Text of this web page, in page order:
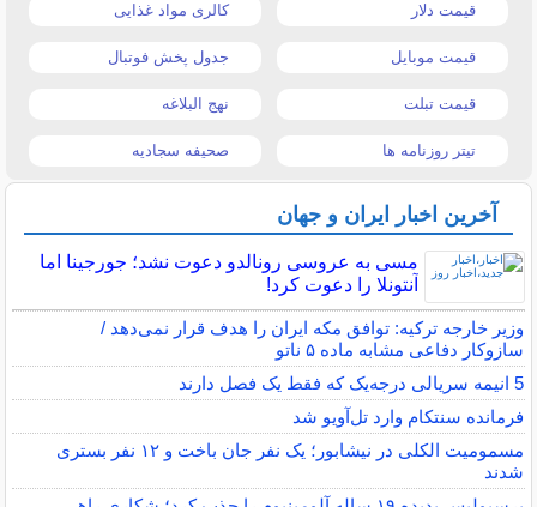
قیمت دلار کالری مواد غذایی
قیمت موبایل جدول پخش فوتبال
قیمت تبلت نهج البلاغه
تیتر روزنامه ها صحیفه سجادیه
آخرین اخبار ایران و جهان
مسی به عروسی رونالدو دعوت نشد؛ جورجینا اما
آنتونلا را دعوت کرد!
وزیر خارجه ترکیه: توافق مکه ایران را هدف قرار نمی‌دهد /
سازوکار دفاعی مشابه ماده ۵ ناتو
5 انیمه سریالی درجه‌یک که فقط یک فصل دارند
فرمانده سنتکام وارد تل‌آویو شد
مسمومیت الکلی در نیشابور؛ یک نفر جان باخت و ۱۲ نفر بستری
شدند